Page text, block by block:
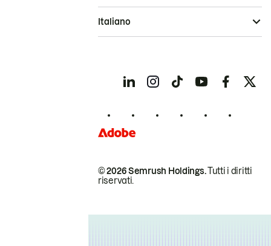
© 2026 Semrush Holdings.Tutti i diritti
riservati.
Italiano